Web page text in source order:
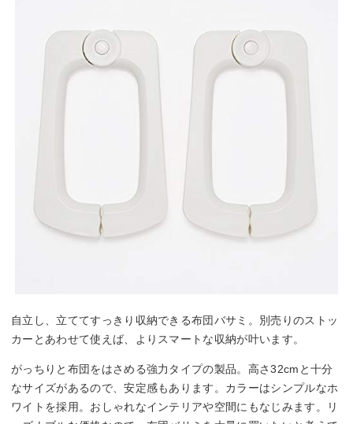
自立し、立ててすっきり収納できる布団バサミ。別売りのストッ
カーとあわせて使えば、よりスマートな収納が叶います。
がっちりと布団をはさめる強力タイプの製品。高さ32cmと十分
なサイズがあるので、安定感もあります。カラーはシンプルなホ
ワイトを採用。おしゃれなインテリアや空間にもなじみます。リ